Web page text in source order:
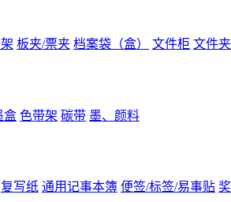
板夹/票夹 档案袋（盒） 文件柜 文件
盒 色带架 碳带 墨、颜料
复写纸 通用记事本簿 便签/标签/易事贴